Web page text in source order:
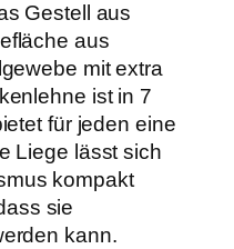
Gestell aus
aus
mit extra
ist in 7
für jeden eine
Liege lässt sich
kompakt
sie
kann.